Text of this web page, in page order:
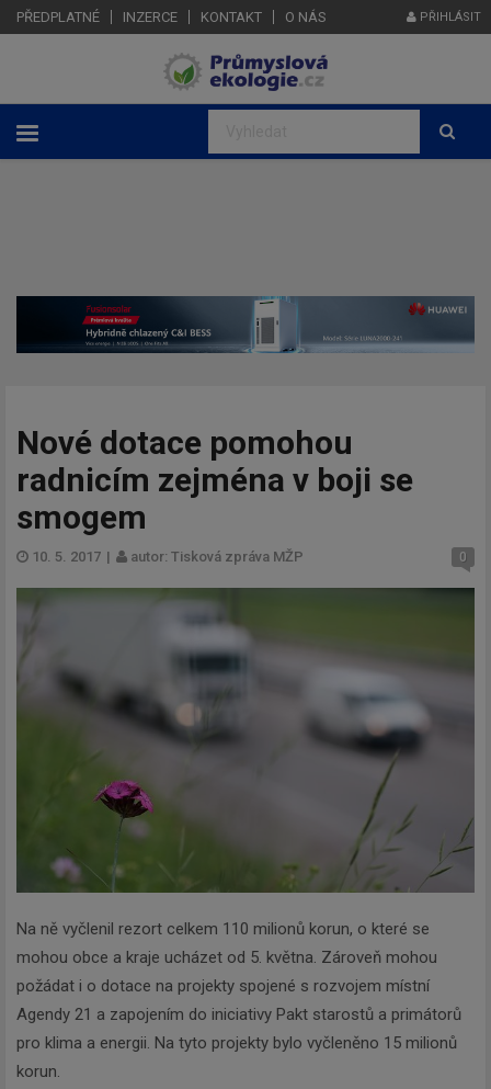
PŘEDPLATNÉ INZERCE KONTAKT O NÁS PŘIHLÁSIT
Nové dotace pomohou
radnicím zejména v boji se
smogem
10. 5. 2017 | autor: Tisková zpráva MŽP 0
Na ně vyčlenil rezort celkem 110 milionů korun, o které se
mohou obce a kraje ucházet od 5. května. Zároveň mohou
požádat i o dotace na projekty spojené s rozvojem místní
Agendy 21 a zapojením do iniciativy Pakt starostů a primátorů
pro klima a energii. Na tyto projekty bylo vyčleněno 15 milionů
korun.